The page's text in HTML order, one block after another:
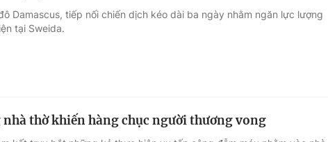
Damascus, tiếp nối chiến dịch kéo dài ba ngày nhằm ngăn lực lượng
tại Sweida.
thờ khiến hàng chục người thương vong